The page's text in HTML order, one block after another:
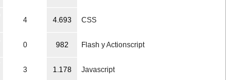
4 4.693 CSS
0 982 Flash y Actionscript
3 1.178 Javascript